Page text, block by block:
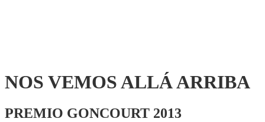
NOS VEMOS ALLÁ ARRIBA
PREMIO GONCOURT 2013